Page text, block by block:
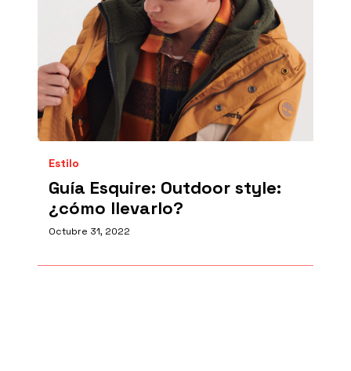
Estilo
Guía Esquire: Outdoor style:
¿cómo llevarlo?
Octubre 31, 2022